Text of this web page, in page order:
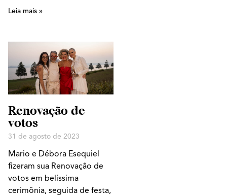
Leia mais »
Renovação de
votos
31 de agosto de 2023
Mario e Débora Esequiel
fizeram sua Renovação de
votos em belíssima
cerimônia, seguida de festa,